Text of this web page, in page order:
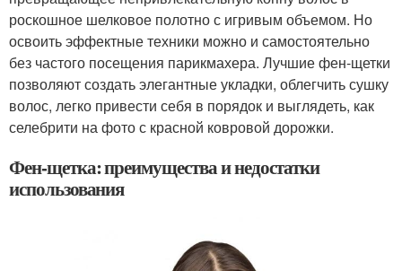
роскошное шелковое полотно с игривым объемом. Но
освоить эффектные техники можно и самостоятельно
без частого посещения парикмахера. Лучшие фен-щетки
позволяют создать элегантные укладки, облегчить сушку
волос, легко привести себя в порядок и выглядеть, как
селебрити на фото с красной ковровой дорожки.
Фен-щетка: преимущества и недостатки
использования